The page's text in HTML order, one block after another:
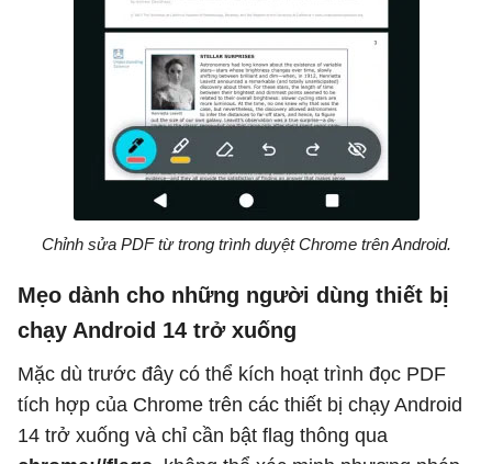
Chỉnh sửa PDF từ trong trình duyệt Chrome trên Android.
Mẹo dành cho những người dùng thiết bị
chạy Android 14 trở xuống
Mặc dù trước đây có thể kích hoạt trình đọc PDF
tích hợp của Chrome trên các thiết bị chạy Android
14 trở xuống và chỉ cần bật flag thông qua